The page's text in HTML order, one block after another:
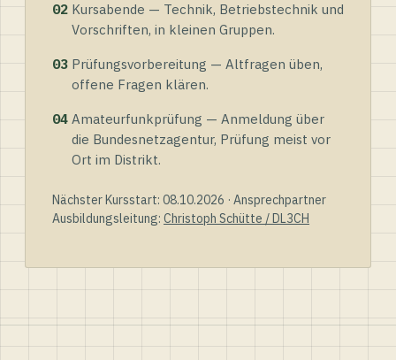
02 Kursabende — Technik, Betriebstechnik und
Vorschriften, in kleinen Gruppen.
03 Prüfungsvorbereitung — Altfragen üben,
offene Fragen klären.
04 Amateurfunkprüfung — Anmeldung über
die Bundesnetzagentur, Prüfung meist vor
Ort im Distrikt.
Nächster Kursstart: 08.10.2026 · Ansprechpartner
Ausbildungsleitung: Christoph Schütte / DL3CH